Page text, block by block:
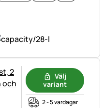
Välj
variant
2 - 5 vardagar